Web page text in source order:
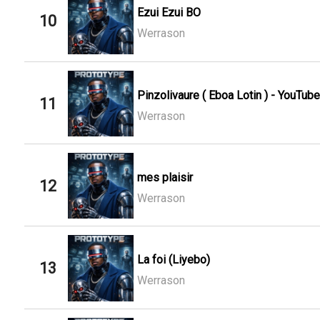
10
Ezui Ezui BO
Werrason
11
Pinzolivaure ( Eboa Lotin ) -
Werrason
12
mes plaisir
Werrason
13
La foi (Liyebo)
Werrason